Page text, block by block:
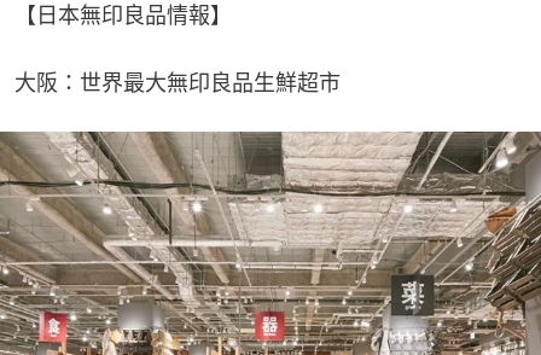
【日本無印良品情報】
大阪：世界最大無印良品生鮮超市